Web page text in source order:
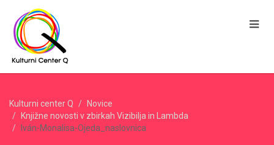
Kulturni center Q
Novice
Knjižne novosti v zbirkah Vizibilja in Lambda
Iván-Monalisa-Ojeda_naslovnica